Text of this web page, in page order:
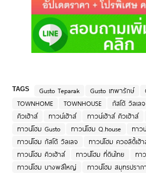
TAGS Gusto Teparak Gusto เทพารักษ์
TOWNHOME
TOWNHOUSE กัสโต้ วิลเลจ
คิวเฮ้าส์
ทาวน์เฮ้าส์ ทาวน์เฮ้าส์ คิวเฮ้าส์
ทาวน์โฮม Gusto
ทาวน์โฮม Q.house
ทาว
ทาวน์โฮม กัสโต้ วิลเลจ
ทาวน์โฮม ควอลิตี้เฮ้
ทาวน์โฮม คิวเฮ้าส์
ทาวน์โฮม ที่ดินไทย
ทา
ทาวน์โฮม บางพลีใหญ่
ทาวน์โฮม สมุทรปราก